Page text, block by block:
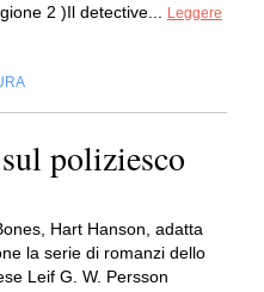
2 )Il detective...
Leggere
poliziesco
Hart Hanson, adatta
la serie di romanzi dello
Leif G. W. Persson